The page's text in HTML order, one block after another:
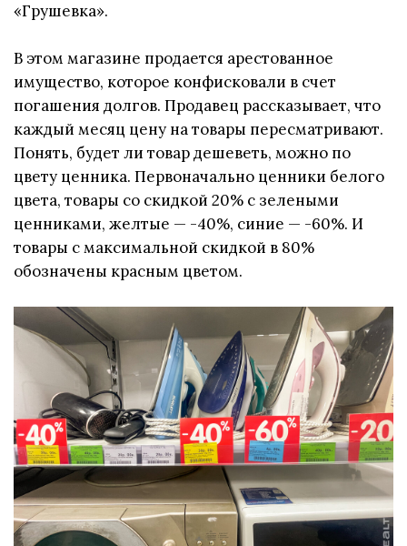
«Грушевка».
В этом магазине продается арестованное
имущество, которое конфисковали в счет
погашения долгов. Продавец рассказывает, что
каждый месяц цену на товары пересматривают.
Понять, будет ли товар дешеветь, можно по
цвету ценника. Первоначально ценники белого
цвета, товары со скидкой 20% с зелеными
ценниками, желтые — -40%, синие — -60%. И
товары с максимальной скидкой в 80%
обозначены красным цветом.